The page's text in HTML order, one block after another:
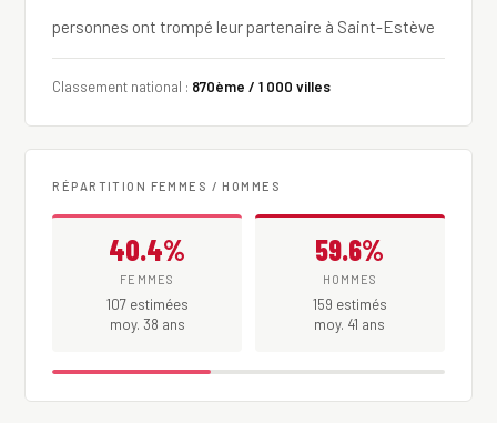
personnes ont trompé leur partenaire à Saint-Estève
Classement national : 870ème / 1 000 villes
RÉPARTITION FEMMES / HOMMES
40.4%
FEMMES
107 estimées
moy. 38 ans
59.6%
HOMMES
159 estimés
moy. 41 ans